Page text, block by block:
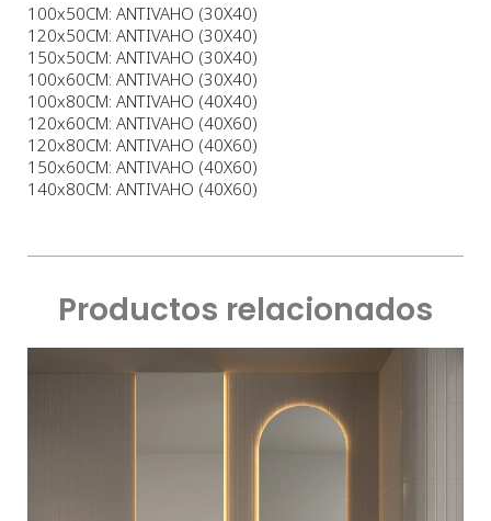
100x50CM: ANTIVAHO (30X40)
120x50CM: ANTIVAHO (30X40)
150x50CM: ANTIVAHO (30X40)
100x60CM: ANTIVAHO (30X40)
100x80CM: ANTIVAHO (40X40)
120x60CM: ANTIVAHO (40X60)
120x80CM: ANTIVAHO (40X60)
150x60CM: ANTIVAHO (40X60)
140x80CM: ANTIVAHO (40X60)
Productos relacionados